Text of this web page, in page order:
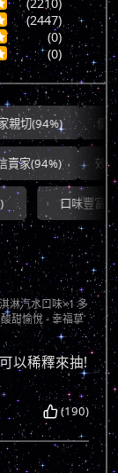
(2447)
(0)
(0)
價錢合理
家(94%) 效率極
口味豐富(83%)
淋汽水口味×1 多
甜愉悅 - 幸福草
以稀釋來抽!
(190)